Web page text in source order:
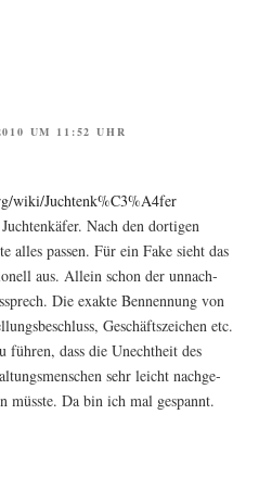
UM 11:52 UHR
wiki/Juchtenk%C3%A4fer
Nach den dor­ti­gen
alles pas­sen. Für ein Fake sieht das
aus. Allein schon der unnach­
Die exak­te Ben­nen­nung von
Geschäfts­zei­chen etc.
füh­ren, dass die Unecht­heit des
sehr leicht nach­ge­
müss­te. Da bin ich mal gespannt.